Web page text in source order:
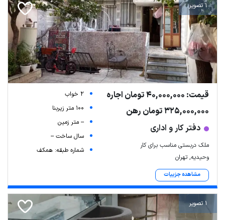
1 تصویر
قیمت: 40,000,000 تومان اجاره
325,000,000 تومان رهن
دفتر کار و اداری
ملک دربستی مناسب برای کار
وحیدیه, تهران
مشاهده جزییات
2 خواب
100 متر زیربنا
-- متر زمین
سال ساخت --
شماره طبقه: همکف
1 تصویر